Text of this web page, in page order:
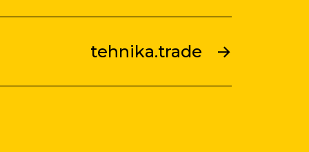
→
tehnika.trade